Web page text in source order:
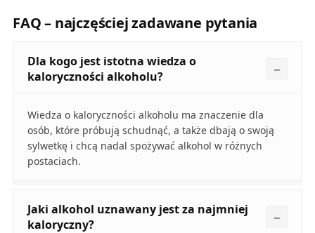
FAQ – najczęściej zadawane pytania
Dla kogo jest istotna wiedza o
kaloryczności alkoholu?
Wiedza o kaloryczności alkoholu ma znaczenie dla
osób, które próbują schudnąć, a także dbają o swoją
sylwetkę i chcą nadal spożywać alkohol w różnych
postaciach.
Jaki alkohol uznawany jest za najmniej
kaloryczny?